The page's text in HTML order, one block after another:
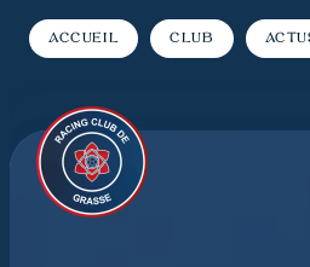
Accueil Club